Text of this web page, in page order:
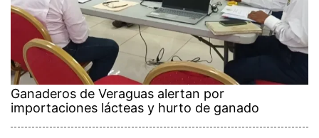
Ganaderos de Veraguas alertan por
importaciones lácteas y hurto de ganado